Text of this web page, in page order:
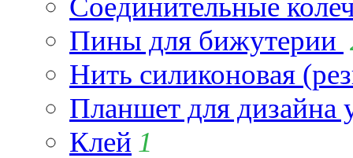
Пины для бижутерии
Нить силиконовая
Планшет для
Клей 1